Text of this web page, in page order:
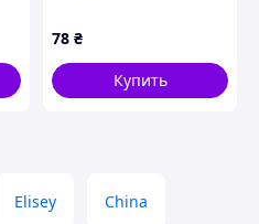
78 ₴
Купить
Elisey China